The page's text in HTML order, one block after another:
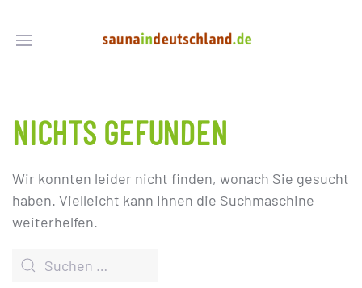
NICHTS GEFUNDEN
Wir konnten leider nicht finden, wonach Sie gesucht
haben. Vielleicht kann Ihnen die Suchmaschine
weiterhelfen.